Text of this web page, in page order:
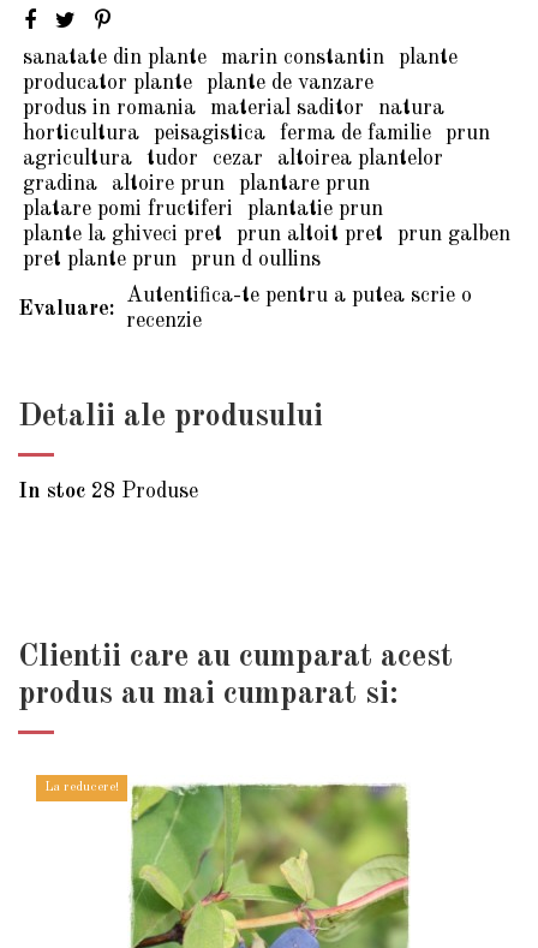
sanatate din plante marin constantin
plante
producator plante
plante de vanzare
produs in romania
material saditor
natura
horticultura
peisagistica ferma de familie
prun
agricultura
tudor cezar
altoirea plantelor
gradina
altoire prun
plantare prun
platare pomi fructiferi
plantatie prun
plante la ghiveci pret
prun altoit pret
prun galben
pret plante prun
prun d oullins
Evaluare:
Autentifica-te pentru a putea scrie o
recenzie
Detalii ale produsului
In stoc 28 Produse
Clientii care au cumparat acest
produs au mai cumparat si:
La reducere!